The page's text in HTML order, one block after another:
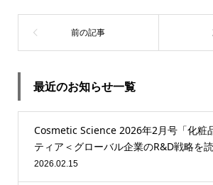
最近のお知らせ一覧
Cosmetic Science 2026年2月号「化粧
ティア＜グローバル企業のR&D戦略を
2026.02.15